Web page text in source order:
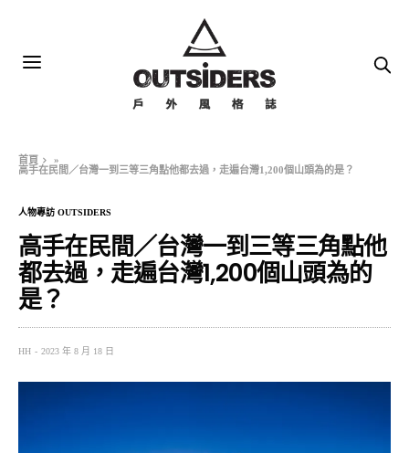
首頁
»
高手在民間／台灣一到三等三角點他都去過，走遍台灣1,200個山頭為的是？
人物專訪 OUTSIDERS
高手在民間／台灣一到三等三角點他
都去過，走遍台灣1,200個山頭為的
是？
HH 2023 年 8 月 18 日